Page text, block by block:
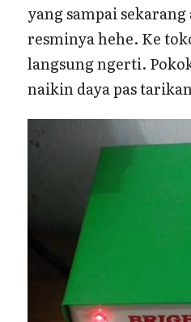
yang sampai
resminya hehe. Ke
langsung ngerti.
naikin daya pas